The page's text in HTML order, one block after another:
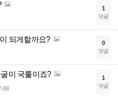
1
댓글
되게할까요? 0
댓글
이 국룰이죠?
08
1
댓글